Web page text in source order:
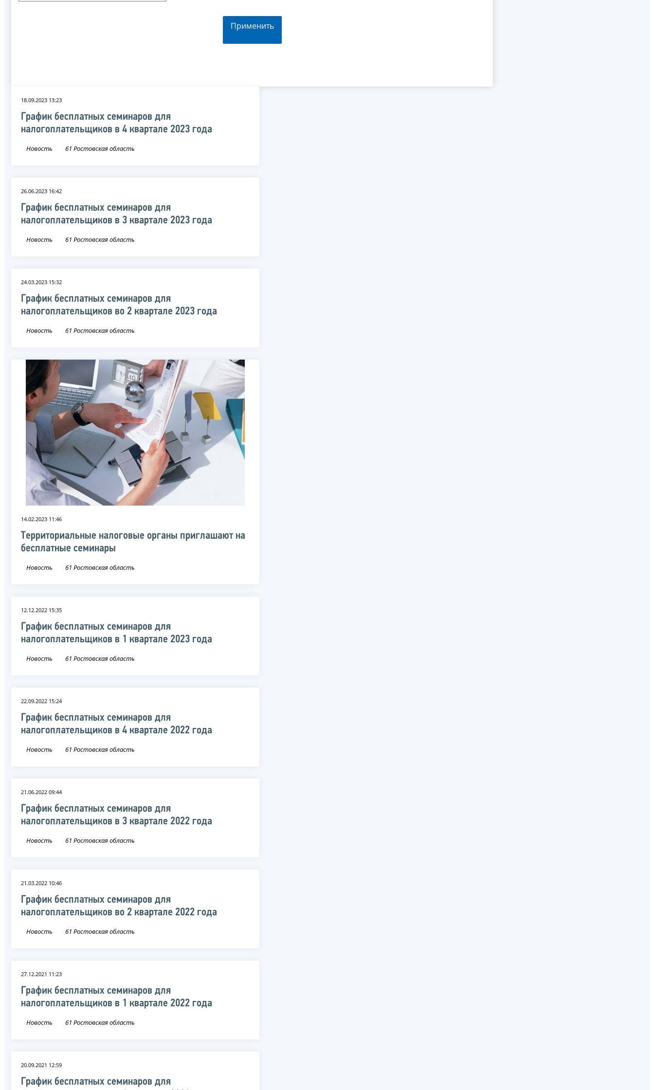
Применить
18.09.2023 13:23
График бесплатных семинаров для
налогоплательщиков в 4 квартале 2023 года
Новость 61 Ростовская область
26.06.2023 16:42
График бесплатных семинаров для
налогоплательщиков в 3 квартале 2023 года
Новость 61 Ростовская область
24.03.2023 15:32
График бесплатных семинаров для
налогоплательщиков во 2 квартале 2023 года
Новость 61 Ростовская область
14.02.2023 11:46
Территориальные налоговые органы приглашают на
бесплатные семинары
Новость 61 Ростовская область
12.12.2022 15:35
График бесплатных семинаров для
налогоплательщиков в 1 квартале 2023 года
Новость 61 Ростовская область
22.09.2022 15:24
График бесплатных семинаров для
налогоплательщиков в 4 квартале 2022 года
Новость 61 Ростовская область
21.06.2022 09:44
График бесплатных семинаров для
налогоплательщиков в 3 квартале 2022 года
Новость 61 Ростовская область
21.03.2022 10:46
График бесплатных семинаров для
налогоплательщиков во 2 квартале 2022 года
Новость 61 Ростовская область
27.12.2021 11:23
График бесплатных семинаров для
налогоплательщиков в 1 квартале 2022 года
Новость 61 Ростовская область
20.09.2021 12:59
График бесплатных семинаров для